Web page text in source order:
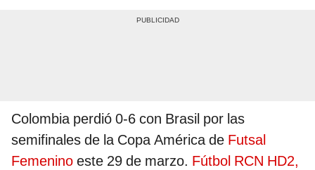
Colombia perdió 0-6 con Brasil por las
semifinales de la Copa América de Futsal
Femenino este 29 de marzo. Fútbol RCN HD2,